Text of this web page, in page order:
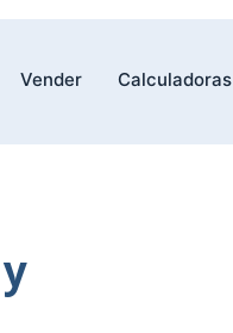
Vender Calculadoras